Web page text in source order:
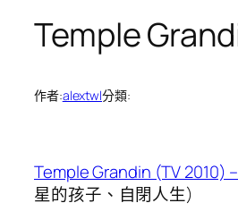
Temple
作者:alextwl分類:
Temple Grandin (TV 2010)
星的孩子、自閉人生)